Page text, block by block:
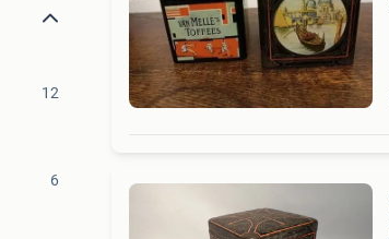
12
6